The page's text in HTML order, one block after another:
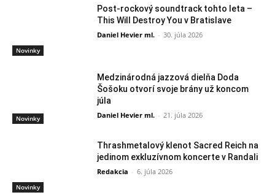
Novinky
Post-rockový soundtrack tohto leta –
This Will Destroy You v Bratislave
Daniel Hevier ml. - 30. júla 2026
Novinky
Medzinárodná jazzová dielňa Doda
Šošoku otvorí svoje brány už koncom
júla
Daniel Hevier ml. - 21. júla 2026
Novinky
Thrashmetalový klenot Sacred Reich na
jedinom exkluzívnom koncerte v Randali
Redakcia - 6. júla 2026